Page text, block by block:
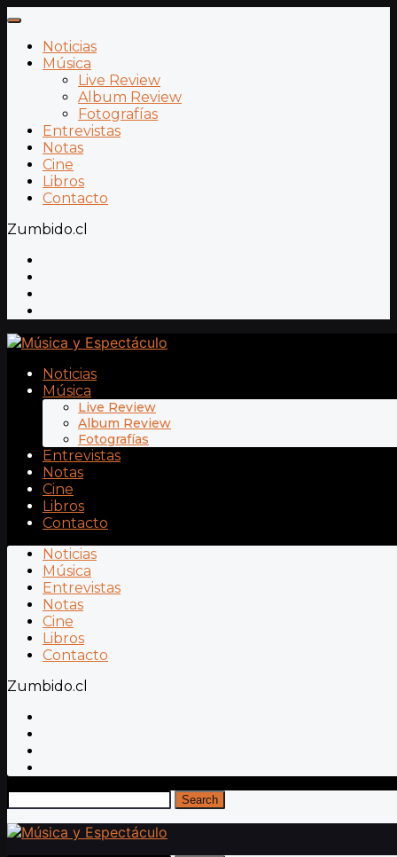
Noticias
Música
Live Review
Album Review
Fotografías
Entrevistas
Notas
Cine
Libros
Contacto
Zumbido.cl
Noticias
Música
Live Review
Album Review
Fotografías
Entrevistas
Notas
Cine
Libros
Contacto
Noticias
Música
Entrevistas
Notas
Cine
Libros
Contacto
Zumbido.cl
Search